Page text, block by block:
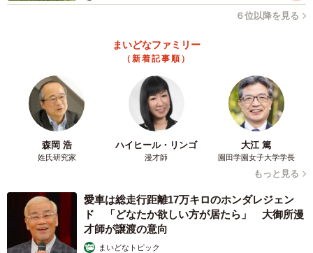
６位以降を見る
まいどなファミリー
（新着記事順）
森岡 浩
姓氏研究家
ハイヒール・リンゴ
漫才師
大江 篤
園田学園女子大学学長
もっと見る
愛車は総走行距離17万キロのホンダレジェン
ド 「どなたか欲しい方が居たら」 大御所漫
才師が譲渡の意向
まいどなトピック